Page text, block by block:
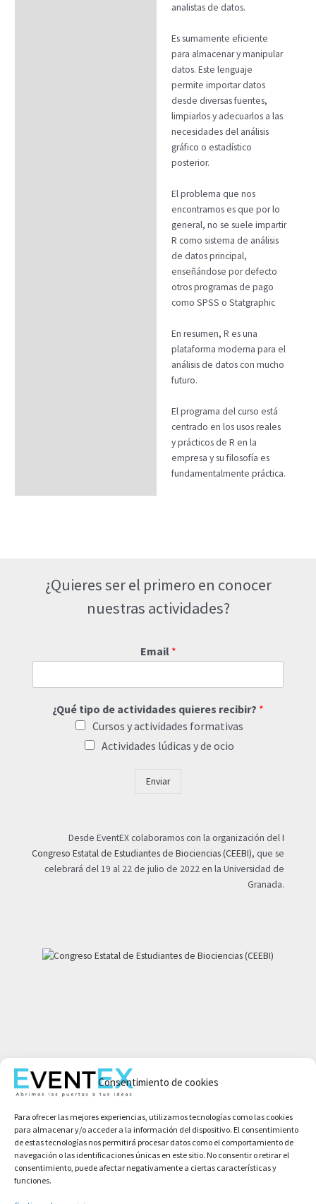
Consentimiento de cookies
Para ofrecer las mejores experiencias, utilizamos tecnologías como las cookies
para almacenar y/o acceder a la información del dispositivo. El consentimiento
de estas tecnologías nos permitirá procesar datos como el comportamiento de
navegación o las identificaciones únicas en este sitio. No consentir o retirar el
consentimiento, puede afectar negativamente a ciertas características y
funciones.
analistas de datos.
Es sumamente eficiente
para almacenar y manipular
datos. Este lenguaje
permite importar datos
desde diversas fuentes,
limpiarlos y adecuarlos a las
necesidades del análisis
gráfico o estadístico
posterior.
El problema que nos
encontramos es que por lo
general, no se suele impartir
R como sistema de análisis
de datos principal,
enseñándose por defecto
otros programas de pago
como SPSS o Statgraphic
En resumen, R es una
plataforma moderna para el
análisis de datos con mucho
futuro.
El programa del curso está
centrado en los usos reales
y prácticos de R en la
empresa y su filosofía es
fundamentalmente práctica.
¿Quieres ser el primero en conocer
nuestras actividades?
Email *
¿Qué tipo de actividades quieres recibir? *
Cursos y actividades formativas
Actividades lúdicas y de ocio
Enviar
Desde EventEX colaboramos con la organización delI
Congreso Estatal de Estudiantes de Biociencias (CEEBI), que se
celebrará del 19 al 22 de julio de 2022 en la Universidad de
Granada.
Aviso legal
Condiciones de compra
Política de cookies